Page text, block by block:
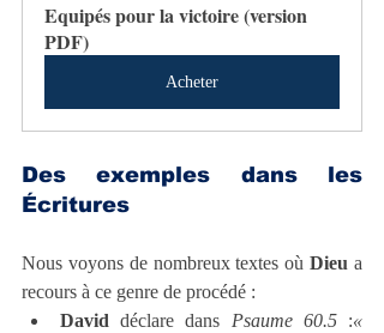
Equipés pour la victoire (version
PDF)
Acheter
Des exemples dans les
Écritures
Nous voyons de nombreux textes où Dieu a
recours à ce genre de procédé :
David déclare dans Psaume 60.5 :«